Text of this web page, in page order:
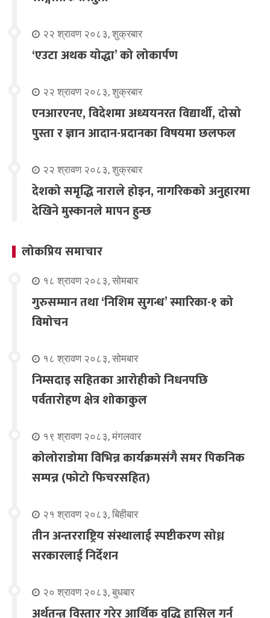
२२ श्रावण २०८३, शुक्रबार
‘एउटा अथक योद्धा’ को लोकार्पण
२२ श्रावण २०८३, शुक्रबार
एनआरएनए, विदेशमा अध्ययनरत विद्यार्थी, दोस्रो
पुस्ता र ज्ञान आदान-प्रदानका विषयमा छलफल
२२ श्रावण २०८३, शुक्रबार
देशको समृद्धि नाराले होइन, नागरिकको अनुहारमा
देखिने मुस्कानले मापन हुन्छ
लोकप्रिय समाचार
१८ श्रावण २०८३, सोमबार
गुरुसम्मान तथा ‘निशिम सुगन्ध’ स्मारिका-१ को
विमोचन
१८ श्रावण २०८३, सोमबार
निम्सदाइ सहितका आरोहीको निधनपछि
पर्वतारोहण क्षेत्र शोकाकुल
१९ श्रावण २०८३, मंगलवार
कोलोराडोमा विभिन्न कार्यक्रमसंगै समर पिकनिक
सम्पन्न (फोटो फिचरसहित)
२१ श्रावण २०८३, बिहीबार
तीन अन्तरराष्ट्रिय संस्थालाई स्पष्टीकरण सोध्न
सरकारलाई निर्देशन
२० श्रावण २०८३, बुधबार
अर्थतन्त्र विस्तार गरेर आर्थिक वृद्धि हासिल गर्न